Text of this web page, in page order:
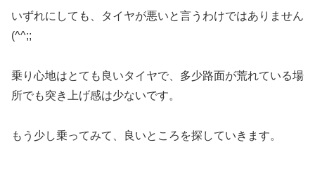
いずれにしても、タイヤが悪いと言うわけではありません
(^^;;
乗り心地はとても良いタイヤで、多少路面が荒れている場
所でも突き上げ感は少ないです。
もう少し乗ってみて、良いところを探していきます。